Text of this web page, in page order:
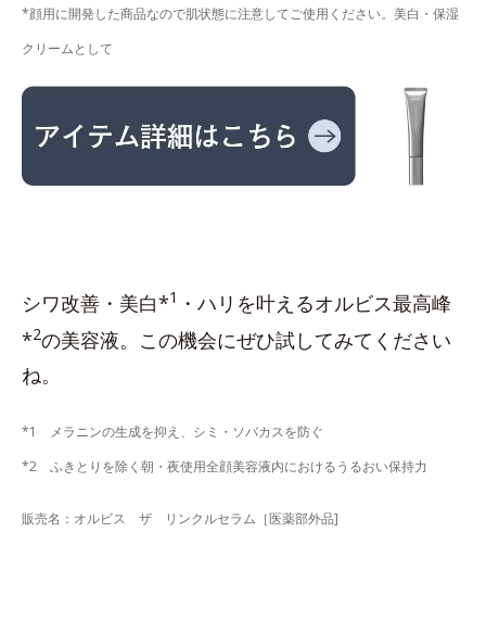
*顔用に開発した商品なので肌状態に注意してご使用ください。美白・保湿
クリームとして
シワ改善・美白*1 ・ハリを叶えるオルビス最高峰
*2の美容液。この機会にぜひ試してみてください
ね。
*1 メラニンの生成を抑え、シミ・ソバカスを防ぐ
*2 ふきとりを除く朝・夜使用全顔美容液内におけるうるおい保持力
販売名：オルビス ザ リンクルセラム［医薬部外品]